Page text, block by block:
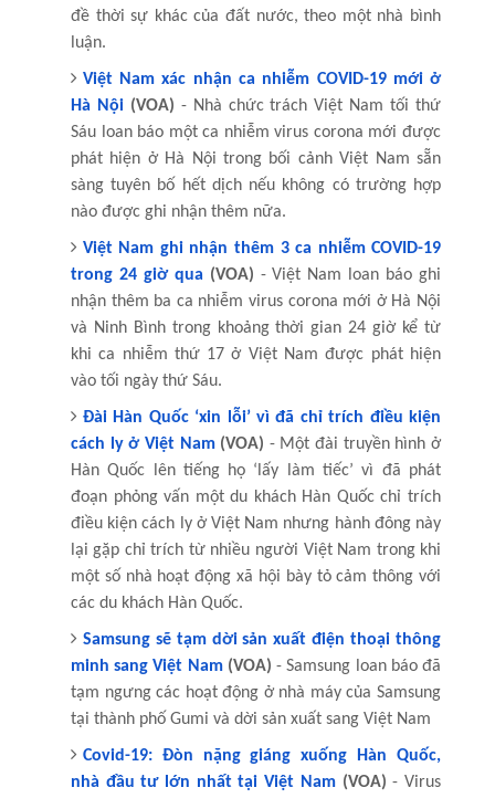
đề thời sự khác của đất nước, theo một nhà bình
luận.
Việt Nam xác nhận ca nhiễm COVID-19 mới ở
Hà Nội (VOA) - Nhà chức trách Việt Nam tối thứ
Sáu loan báo một ca nhiễm virus corona mới được
phát hiện ở Hà Nội trong bối cảnh Việt Nam sẵn
sàng tuyên bố hết dịch nếu không có trường hợp
nào được ghi nhận thêm nữa.
Việt Nam ghi nhận thêm 3 ca nhiễm COVID-19
trong 24 giờ qua (VOA) - Việt Nam loan báo ghi
nhận thêm ba ca nhiễm virus corona mới ở Hà Nội
và Ninh Bình trong khoảng thời gian 24 giờ kể từ
khi ca nhiễm thứ 17 ở Việt Nam được phát hiện
vào tối ngày thứ Sáu.
Đài Hàn Quốc ‘xin lỗi’ vì đã chỉ trích điều kiện
cách ly ở Việt Nam(VOA) - Một đài truyền hình ở
Hàn Quốc lên tiếng họ ‘lấy làm tiếc’ vì đã phát
đoạn phỏng vấn một du khách Hàn Quốc chỉ trích
điều kiện cách ly ở Việt Nam nhưng hành đông này
lại gặp chỉ trích từ nhiều người Việt Nam trong khi
một số nhà hoạt động xã hội bày tỏ cảm thông với
các du khách Hàn Quốc.
Samsung sẽ tạm dời sản xuất điện thoại thông
minh sang Việt Nam (VOA)- Samsung loan báo đã
tạm ngưng các hoạt động ở nhà máy của Samsung
tại thành phố Gumi và dời sản xuất sang Việt Nam
Covid-19: Đòn nặng giáng xuống Hàn Quốc,
nhà đầu tư lớn nhất tại Việt Nam (VOA)- Virus